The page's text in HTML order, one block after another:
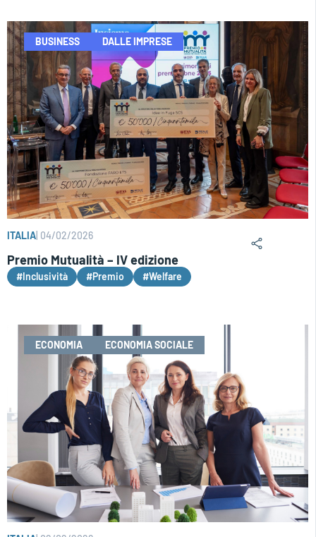
BUSINESS DALLE IMPRESE
ITALIA 04/02/2026
Premio Mutualità – IV edizione
#Inclusività #Premio #Welfare
ECONOMIA ECONOMIA SOCIALE